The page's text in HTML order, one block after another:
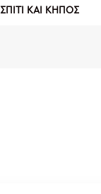
ΣΠΙΤΙ ΚΑΙ ΚΗΠΟΣ